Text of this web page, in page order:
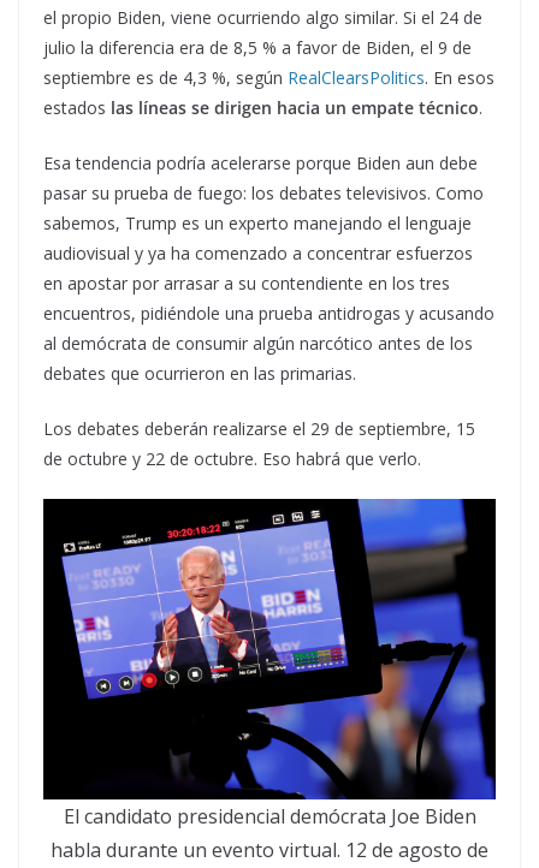
el propio Biden, viene ocurriendo algo similar. Si el 24 de
julio la diferencia era de 8,5 % a favor de Biden, el 9 de
septiembre es de 4,3 %, según RealClearsPolitics. En esos
estados las líneas se dirigen hacia un empate técnico.
Esa tendencia podría acelerarse porque Biden aun debe
pasar su prueba de fuego: los debates televisivos. Como
sabemos, Trump es un experto manejando el lenguaje
audiovisual y ya ha comenzado a concentrar esfuerzos
en apostar por arrasar a su contendiente en los tres
encuentros, pidiéndole una prueba antidrogas y acusando
al demócrata de consumir algún narcótico antes de los
debates que ocurrieron en las primarias.
Los debates deberán realizarse el 29 de septiembre, 15
de octubre y 22 de octubre. Eso habrá que verlo.
El candidato presidencial demócrata Joe Biden
habla durante un evento virtual. 12 de agosto de